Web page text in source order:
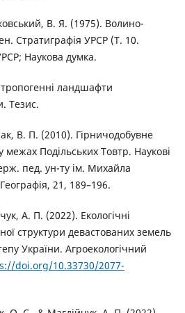
В. Я. (1975). Волино-
Стратиграфія УРСР (Т. 10.
Наукова думка.
ландшафти
Тезис.
В. П. (2010). Гірничодобувне
Подільських Товтр. Наукові
пед. ун-ту ім. Михайла
21, 189–196.
А. П. (2022). Екологічні
структури девастованих земель
України. Агроекологічний
doi.org/10.33730/2077-